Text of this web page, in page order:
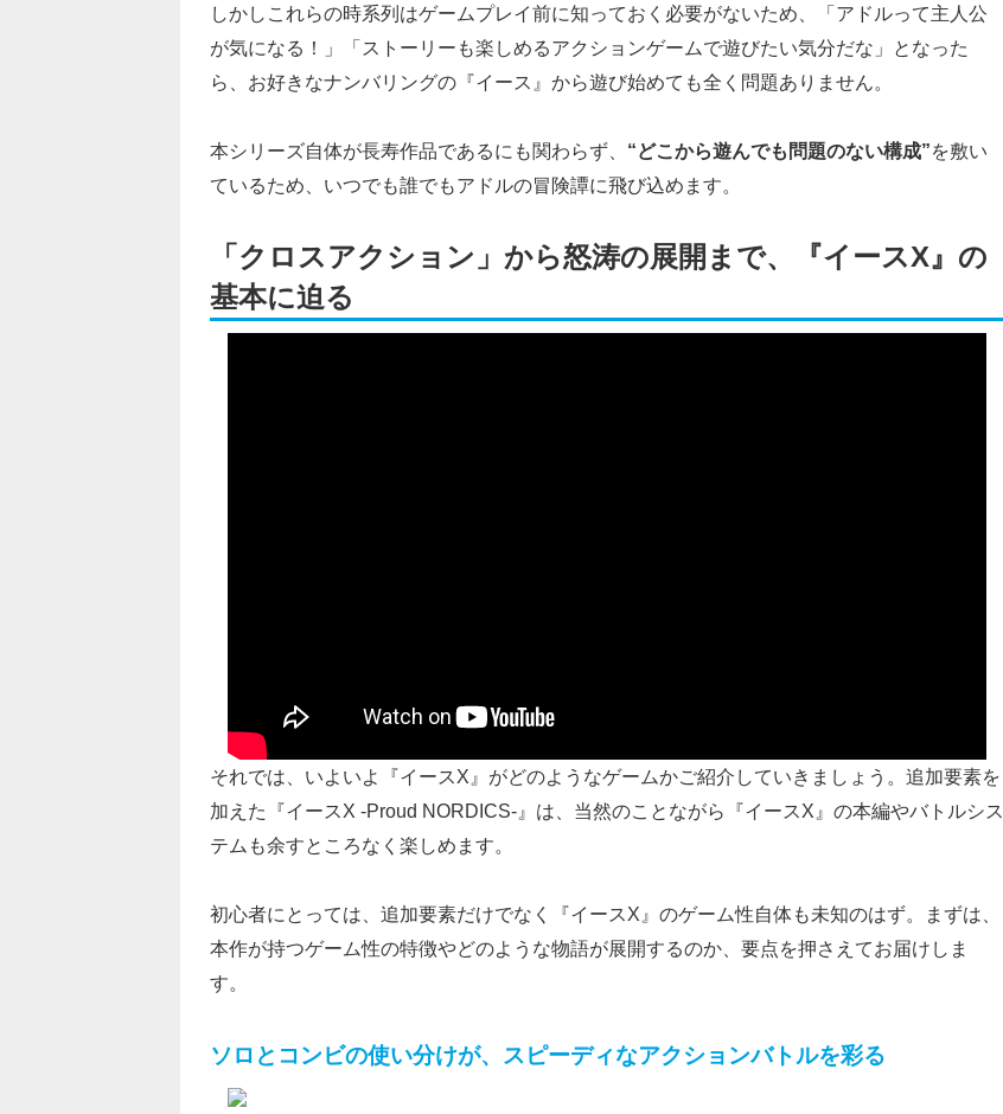
しかしこれらの時系列はゲームプレイ前に知っておく必要がないため、「アドルって主人公
が気になる！」「ストーリーも楽しめるアクションゲームで遊びたい気分だな」となった
ら、お好きなナンバリングの『イース』から遊び始めても全く問題ありません。
本シリーズ自体が長寿作品であるにも関わらず、 “どこから遊んでも問題のない構成”を敷い
ているため、いつでも誰でもアドルの冒険譚に飛び込めます。
「クロスアクション」から怒涛の展開まで、『イースX』の
基本に迫る
それでは、いよいよ『イースX』がどのようなゲームかご紹介していきましょう。追加要素を
加えた『イースX -Proud NORDICS-』は、当然のことながら『イースX』の本編やバトルシス
テムも余すところなく楽しめます。
初心者にとっては、追加要素だけでなく『イースX』のゲーム性自体も未知のはず。まずは、
本作が持つゲーム性の特徴やどのような物語が展開するのか、要点を押さえてお届けしま
す。
ソロとコンビの使い分けが、スピーディなアクションバトルを彩る